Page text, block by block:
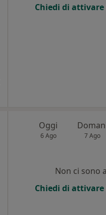
Chiedi di
Oggi
6 Ago 7 Ago
Non ci sono
Chiedi di